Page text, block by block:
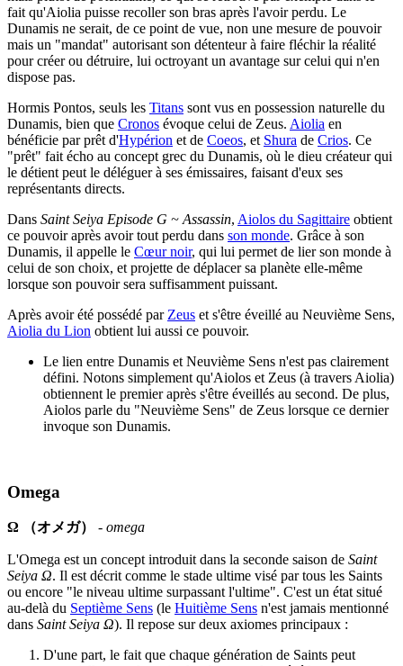
fait qu'Aiolia puisse recoller son bras après l'avoir perdu. Le
Dunamis ne serait, de ce point de vue, non une mesure de pouvoir
mais un "mandat" autorisant son détenteur à faire fléchir la réalité
pour créer ou détruire, lui octroyant un avantage sur celui qui n'en
dispose pas.
Hormis Pontos, seuls les Titans sont vus en possession naturelle du
Dunamis, bien que Cronos évoque celui de Zeus. Aiolia en
bénéficie par prêt d'Hypérion et de Coeos, et Shura de Crios. Ce
"prêt" fait écho au concept grec du Dunamis, où le dieu créateur qui
le détient peut le déléguer à ses émissaires, faisant d'eux ses
représentants directs.
Dans Saint Seiya Episode G ~ Assassin, Aiolos du Sagittaire obtient
ce pouvoir après avoir tout perdu dans son monde. Grâce à son
Dunamis, il appelle le Cœur noir, qui lui permet de lier son monde à
celui de son choix, et projette de déplacer sa planète elle-même
lorsque son pouvoir sera suffisamment puissant.
Après avoir été possédé par Zeus et s'être éveillé au Neuvième Sens,
Aiolia du Lion obtient lui aussi ce pouvoir.
Le lien entre Dunamis et Neuvième Sens n'est pas clairement
défini. Notons simplement qu'Aiolos et Zeus (à travers Aiolia)
obtiennent le premier après s'être éveillés au second. De plus,
Aiolos parle du "Neuvième Sens" de Zeus lorsque ce dernier
invoque son Dunamis.
Omega
Ω （オメガ） - omega
L'Omega est un concept introduit dans la seconde saison de Saint
Seiya Ω. Il est décrit comme le stade ultime visé par tous les Saints
ou encore "le niveau ultime surpassant l'ultime". C'est un état situé
au-delà du Septième Sens (le Huitième Sens n'est jamais mentionné
dans Saint Seiya Ω). Il repose sur deux axiomes principaux :
D'une part, le fait que chaque génération de Saints peut